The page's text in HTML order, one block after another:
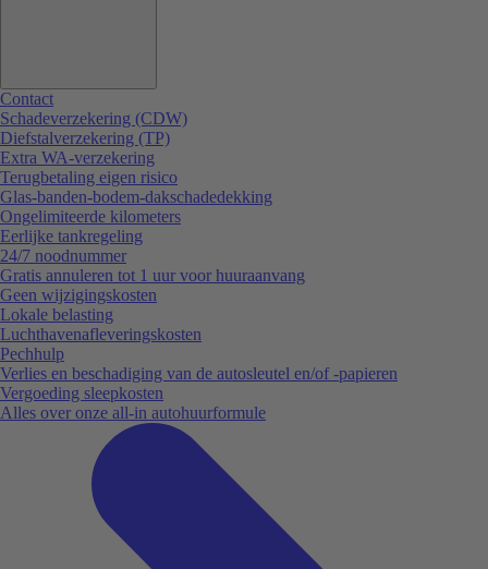
Contact
Schadeverzekering (CDW)
Diefstalverzekering (TP)
Extra WA-verzekering
Terugbetaling eigen risico
Glas-banden-bodem-dakschadedekking
Ongelimiteerde kilometers
Eerlijke tankregeling
24/7 noodnummer
Gratis annuleren tot 1 uur voor huuraanvang
Geen wijzigingskosten
Lokale belasting
Luchthavenafleveringskosten
Pechhulp
Verlies en beschadiging van de autosleutel en/of -papieren
Vergoeding sleepkosten
Alles over onze all-in autohuurformule